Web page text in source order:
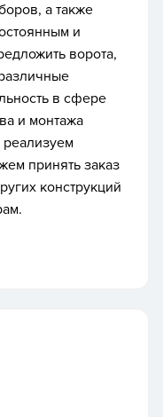
а также
и
ворота,
в сфере
и монтажа
принять заказ
конструкций